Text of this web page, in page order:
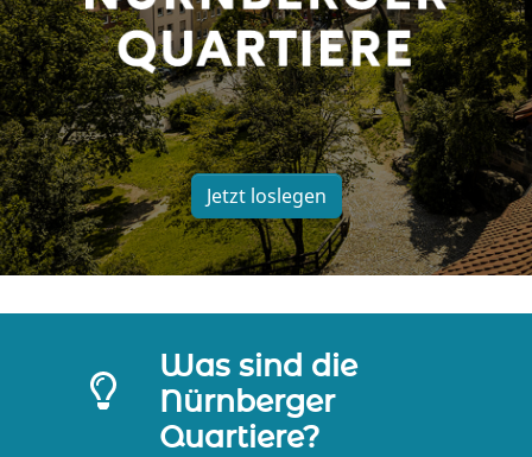
Jetzt loslegen
Was sind die
Nürnberger
Quartiere?